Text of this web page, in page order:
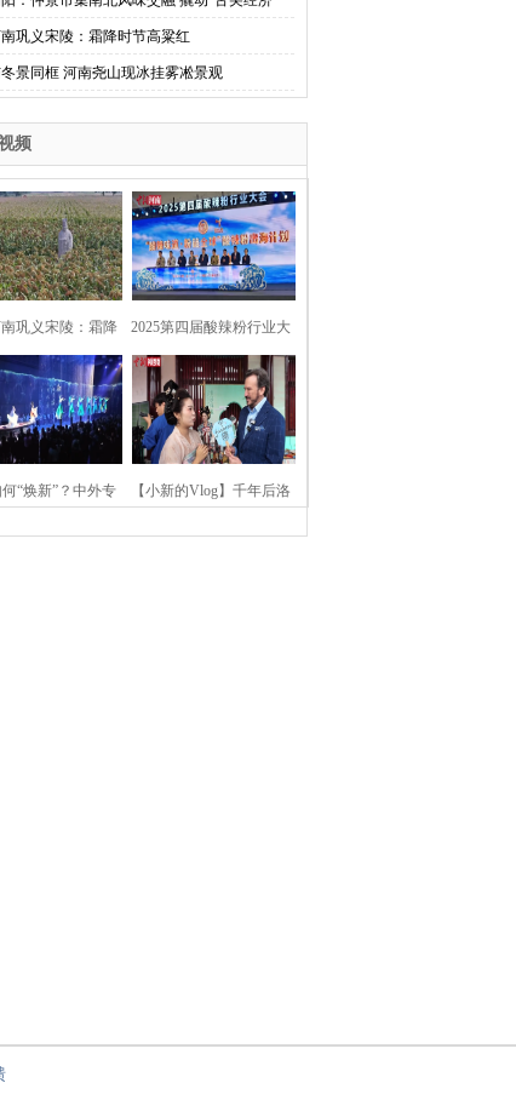
巩义宋陵：霜降时节高粱红
景同框 河南尧山现冰挂雾凇景观
频
巩义宋陵：霜降
时节高粱红
2025第四届酸辣粉行业大
会在河南开封举行
“焕新”？中外专 【小新的Vlog】千年后洛